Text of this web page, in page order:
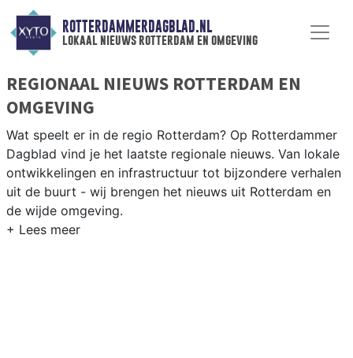
ROTTERDAMMERDAGBLAD.NL
lokaal nieuws rotterdam en omgeving
REGIONAAL NIEUWS ROTTERDAM EN
OMGEVING
Wat speelt er in de regio Rotterdam? Op Rotterdammer
Dagblad vind je het laatste regionale nieuws. Van lokale
ontwikkelingen en infrastructuur tot bijzondere verhalen
uit de buurt - wij brengen het nieuws uit Rotterdam en
de wijde omgeving.